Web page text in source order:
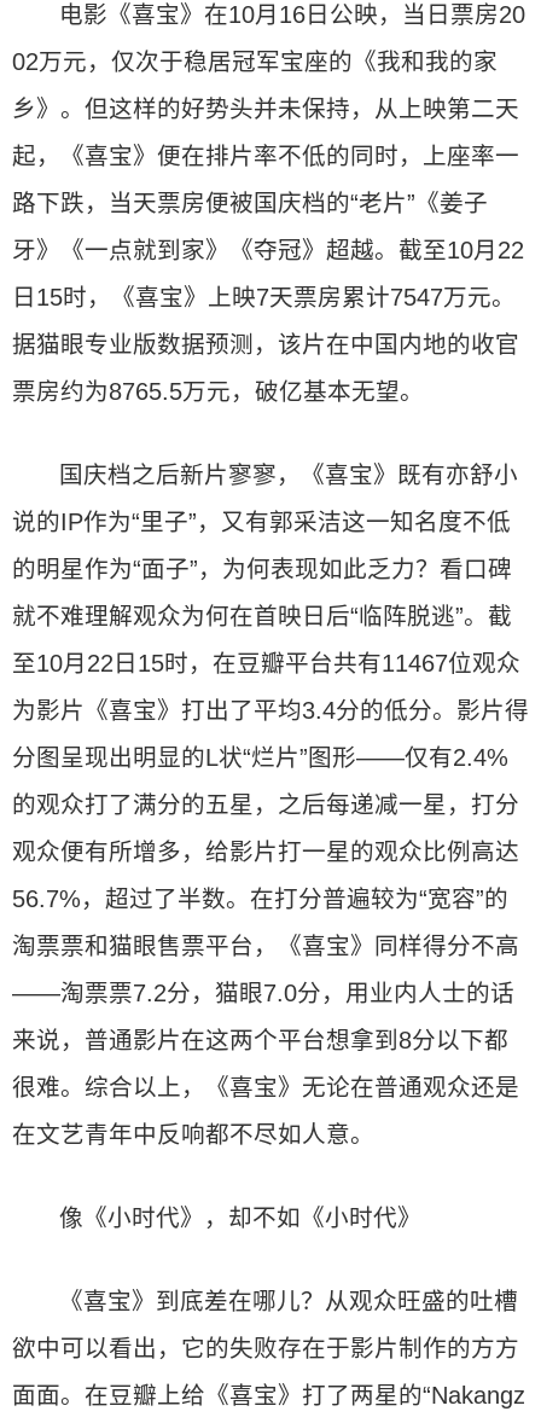
电影《喜宝》在10月16日公映，当日票房20
02万元，仅次于稳居冠军宝座的《我和我的家
乡》。但这样的好势头并未保持，从上映第二天
起，《喜宝》便在排片率不低的同时，上座率一
路下跌，当天票房便被国庆档的“老片”《姜子
牙》《一点就到家》《夺冠》超越。截至10月22
日15时，《喜宝》上映7天票房累计7547万元。
据猫眼专业版数据预测，该片在中国内地的收官
票房约为8765.5万元，破亿基本无望。
国庆档之后新片寥寥，《喜宝》既有亦舒小
说的IP作为“里子”，又有郭采洁这一知名度不低
的明星作为“面子”，为何表现如此乏力？看口碑
就不难理解观众为何在首映日后“临阵脱逃”。截
至10月22日15时，在豆瓣平台共有11467位观众
为影片《喜宝》打出了平均3.4分的低分。影片得
分图呈现出明显的L状“烂片”图形——仅有2.4%
的观众打了满分的五星，之后每递减一星，打分
观众便有所增多，给影片打一星的观众比例高达
56.7%，超过了半数。在打分普遍较为“宽容”的
淘票票和猫眼售票平台，《喜宝》同样得分不高
——淘票票7.2分，猫眼7.0分，用业内人士的话
来说，普通影片在这两个平台想拿到8分以下都
很难。综合以上，《喜宝》无论在普通观众还是
在文艺青年中反响都不尽如人意。
像《小时代》，却不如《小时代》
《喜宝》到底差在哪儿？从观众旺盛的吐槽
欲中可以看出，它的失败存在于影片制作的方方
面面。在豆瓣上给《喜宝》打了两星的“Nakangz